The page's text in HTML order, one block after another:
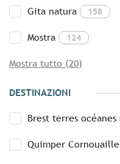
Gita natura 158
Mostra 124
Mostra tutto (20)
DESTINAZIONI
Brest terres océanes
Quimper Cornouaille